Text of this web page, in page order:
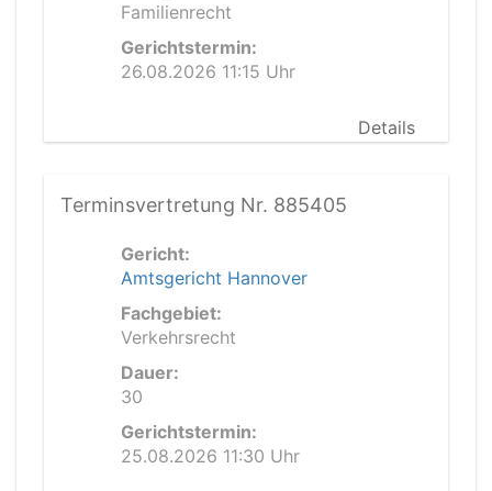
Familienrecht
Gerichtstermin:
26.08.2026 11:15 Uhr
Details
Terminsvertretung Nr. 885405
Gericht:
Amtsgericht Hannover
Fachgebiet:
Verkehrsrecht
Dauer:
30
Gerichtstermin:
25.08.2026 11:30 Uhr